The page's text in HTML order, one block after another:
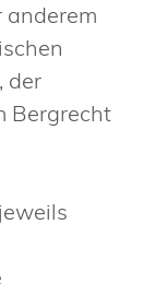
anderem
der
Bergrecht